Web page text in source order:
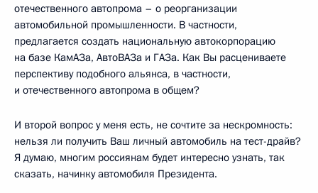
отечественного автопрома – о реорганизации
автомобильной промышленности. В частности,
предлагается создать национальную автокорпорацию
на базе КамАЗа, АвтоВАЗа и ГАЗа. Как Вы расцениваете
перспективу подобного альянса, в частности,
и отечественного автопрома в общем?
И второй вопрос у меня есть, не сочтите за нескромность:
нельзя ли получить Ваш личный автомобиль на тест-драйв?
Я думаю, многим россиянам будет интересно узнать, так
сказать, начинку автомобиля Президента.